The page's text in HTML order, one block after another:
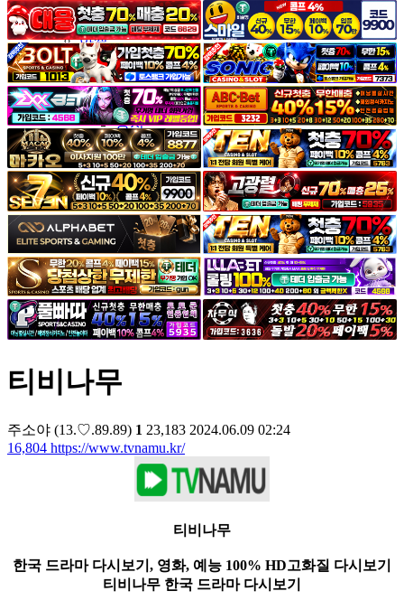
기타
야썰
고객센터
공지&이벤트
공지
1:1문의
광고문의
티비나무
주소야 (13.♡.89.89) 1 23,183 2024.06.09 02:24
16,804 https://www.tvnamu.kr/
티비나무
한국 드라마 다시보기, 영화, 예능 100% HD고화질 다시보기
티비나무 한국 드라마 다시보기